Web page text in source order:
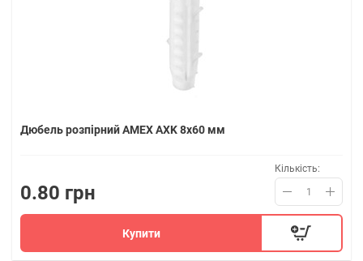
Дюбель розпірний AMEX AXK 8x60 мм
0.80 грн
Кількість:
Купити